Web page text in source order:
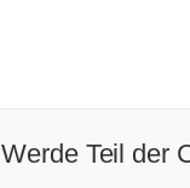
Werde Teil der